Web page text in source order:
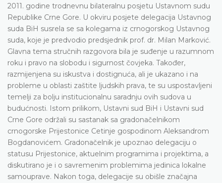
2011. godine trodnevnu bilateralnu posjetu Ustavnom sudu
Republike Crne Gore. U okviru posjete delegacija Ustavnog
suda BiH susrela se sa kolegama iz crnogorskog Ustavnog
suda, koje je predvodio predsjednik prof. dr. Milan Marković.
Glavna tema stručnih razgovora bila je suđenje u razumnom
roku i pravo na slobodu i sigurnost čovjeka. Također,
razmijenjena su iskustva i dostignuća, ali je ukazano i na
probleme u oblasti zaštite ljudskih prava, te su uspostavljeni
temelji za bolju institucionalnu saradnju ovih sudova u
budućnosti. Istom prilikom, Ustavni sud BiH i Ustavni sud
Crne Gore održali su sastanak sa gradonačelnikom
crnogorske Prijestonice Cetinje gospodinom Aleksandrom
Bogdanovićem. Gradonačelnik je upoznao delegaciju o
statusu Prijestonice, aktuelnim programima i projektima, a
diskutirano je i o savremenim problemima jedinica lokalne
samouprave. Nakon toga, delegacije su obišle značajna